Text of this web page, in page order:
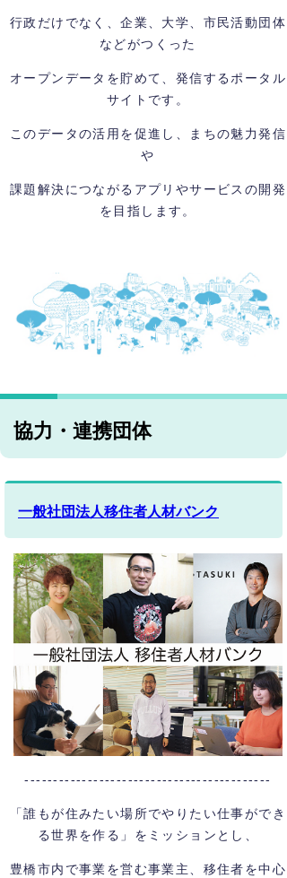
行政だけでなく、企業、大学、市民活動団体
などがつくった
オープンデータを貯めて、発信するポータル
サイトです。
このデータの活用を促進し、まちの魅力発信
や
課題解決につながるアプリやサービスの開発
を目指します。
協力・連携団体
一般社団法人移住者人材バンク
-------------------------------------------
「誰もが住みたい場所でやりたい仕事ができ
る世界を作る」をミッションとし、
豊橋市内で事業を営む事業主、移住者を中心